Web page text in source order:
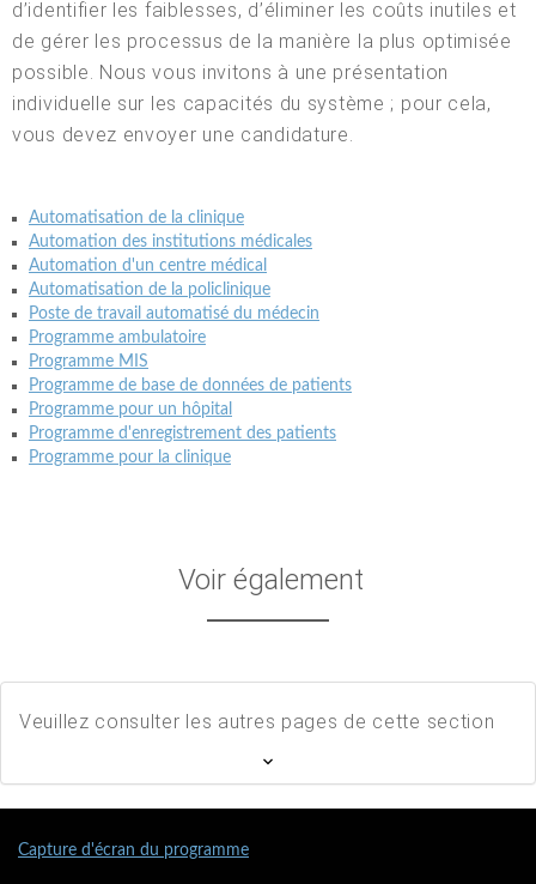
d’identifier les faiblesses, d’éliminer les coûts inutiles et
de gérer les processus de la manière la plus optimisée
possible. Nous vous invitons à une présentation
individuelle sur les capacités du système ; pour cela,
vous devez envoyer une candidature.
Automatisation de la clinique
Automation des institutions médicales
Automation d'un centre médical
Automatisation de la policlinique
Poste de travail automatisé du médecin
Programme ambulatoire
Programme MIS
Programme de base de données de patients
Programme pour un hôpital
Programme d'enregistrement des patients
Programme pour la clinique
Voir également
Veuillez consulter les autres pages de cette section
Capture d'écran du programme